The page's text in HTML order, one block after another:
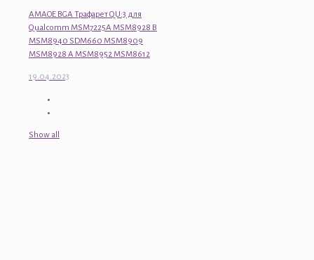
AMAOE BGA Трафарет QU:3 для
Qualcomm MSM7225A MSM8928 B
MSM8940 SDM660 MSM8909
MSM8928 A MSM8952 MSM8612
19.04.2023
Show all